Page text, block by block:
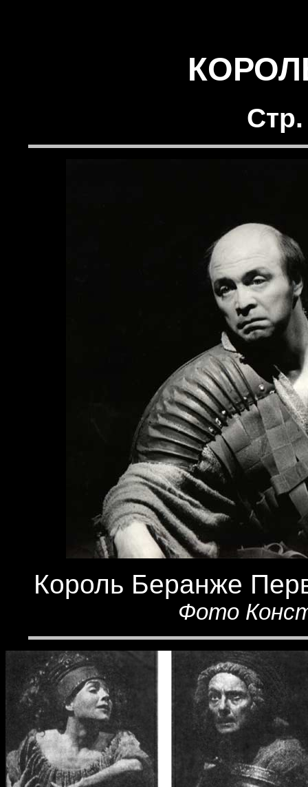
Король Беранже
Фото